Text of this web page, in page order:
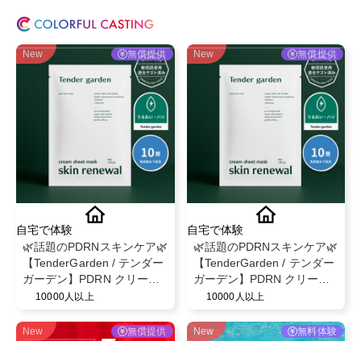
New 無償提供
自宅で体験
🌿話題のPDRNスキンケア🌿
【TenderGarden / テンダー
ガーデン】PDRN クリーム
シートマスク 30g × 5枚 モ
10000人以上
New 無償提供
自宅で体験
🌿話題のPDRNスキンケア🌿
【TenderGarden / テンダー
ガーデン】PDRN クリーム
シートマスク 30g × 5枚 モ
10000人以上
New 無償提供 New 無料体験